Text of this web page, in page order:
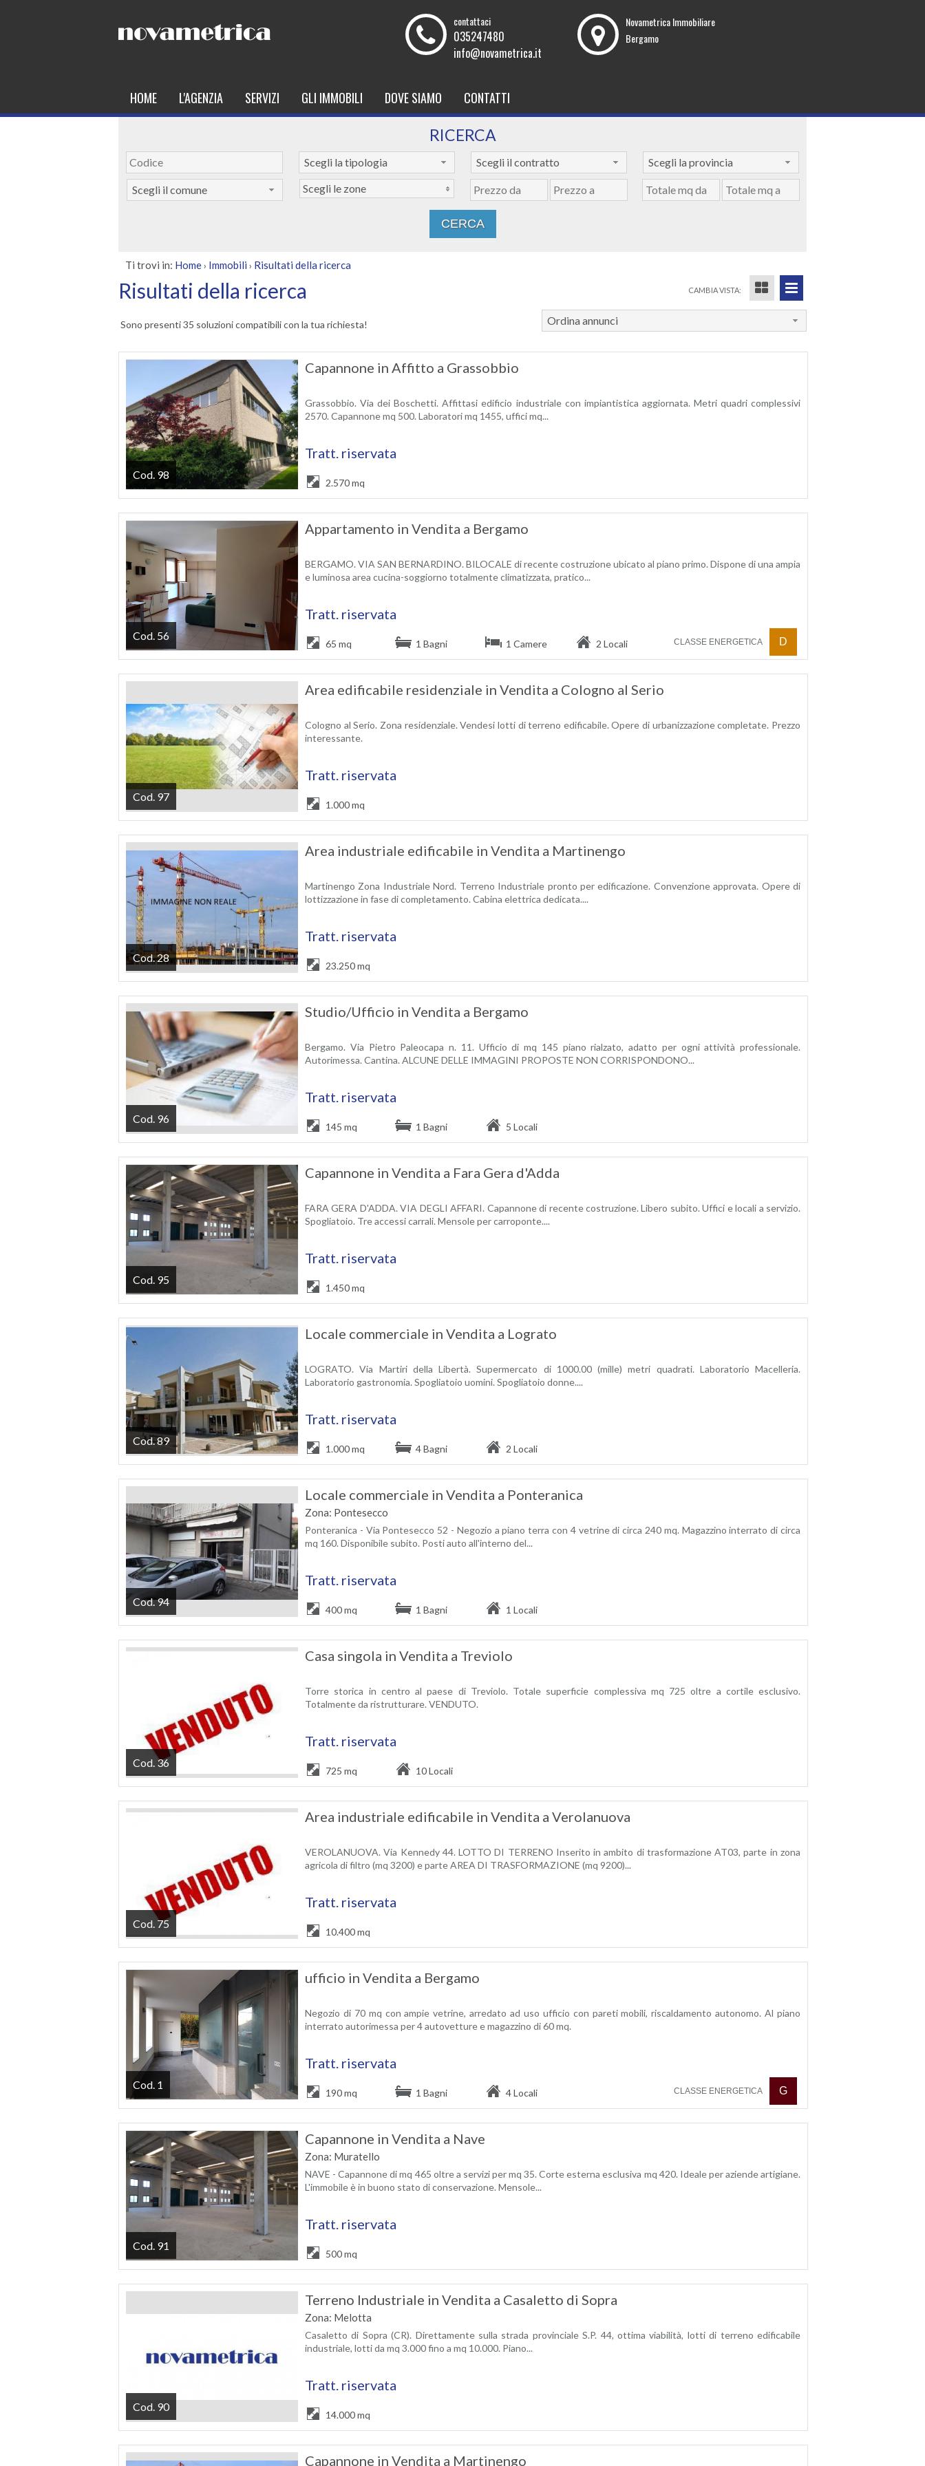
contattaci
035247480
info@novametrica.it
Novametrica Immobiliare
Bergamo
HOME L'AGENZIA SERVIZI GLI IMMOBILI DOVE SIAMO CONTATTI
RICERCA
Scegli la tipologia Scegli il contratto Scegli la provincia
Scegli il comune Scegli le zone
Ti trovi in: Home› Immobili › Risultati della ricerca
Risultati della ricerca CAMBIA VISTA:
Sono presenti 35 soluzioni compatibili con la tua richiesta! Ordina annunci
Capannone in Affitto a Grassobbio
Grassobbio. Via dei Boschetti. Affittasi edificio industriale con impiantistica aggiornata. Metri quadri complessivi
2570. Capannone mq 500. Laboratori mq 1455, uffici mq...
Tratt. riservata
Cod. 98
2.570 mq
Appartamento in Vendita a Bergamo
BERGAMO. VIA SAN BERNARDINO. BILOCALE di recente costruzione ubicato al piano primo. Dispone di una ampia
e luminosa area cucina-soggiorno totalmente climatizzata, pratico...
Tratt. riservata
Cod. 56
65 mq 1 Bagni 1 Camere 2 Locali CLASSE ENERGETICA D
Area edificabile residenziale in Vendita a Cologno al Serio
Cologno al Serio. Zona residenziale. Vendesi lotti di terreno edificabile. Opere di urbanizzazione completate. Prezzo
interessante.
Tratt. riservata
Cod. 97
1.000 mq
Area industriale edificabile in Vendita a Martinengo
Martinengo Zona Industriale Nord. Terreno Industriale pronto per edificazione. Convenzione approvata. Opere di
lottizzazione in fase di completamento. Cabina elettrica dedicata....
Tratt. riservata
Cod. 28
23.250 mq
Studio/Ufficio in Vendita a Bergamo
Bergamo. Via Pietro Paleocapa n. 11. Ufficio di mq 145 piano rialzato, adatto per ogni attività professionale.
Autorimessa. Cantina. ALCUNE DELLE IMMAGINI PROPOSTE NON CORRISPONDONO...
Tratt. riservata
Cod. 96
145 mq 1 Bagni 5 Locali
Capannone in Vendita a Fara Gera d'Adda
FARA GERA D'ADDA. VIA DEGLI AFFARI. Capannone di recente costruzione. Libero subito. Uffici e locali a servizio.
Spogliatoio. Tre accessi carrali. Mensole per carroponte....
Tratt. riservata
Cod. 95
1.450 mq
Locale commerciale in Vendita a Lograto
LOGRATO. Via Martiri della Libertà. Supermercato di 1000.00 (mille) metri quadrati. Laboratorio Macelleria.
Laboratorio gastronomia. Spogliatoio uomini. Spogliatoio donne....
Tratt. riservata
Cod. 89
1.000 mq 4 Bagni 2 Locali
Locale commerciale in Vendita a Ponteranica
Zona: Pontesecco
Ponteranica - Via Pontesecco 52 - Negozio a piano terra con 4 vetrine di circa 240 mq. Magazzino interrato di circa
mq 160. Disponibile subito. Posti auto all'interno del...
Tratt. riservata
Cod. 94
400 mq 1 Bagni 1 Locali
Casa singola in Vendita a Treviolo
Torre storica in centro al paese di Treviolo. Totale superficie complessiva mq 725 oltre a cortile esclusivo.
Totalmente da ristrutturare. VENDUTO.
Tratt. riservata
Cod. 36
725 mq 10 Locali
Area industriale edificabile in Vendita a Verolanuova
VEROLANUOVA. Via Kennedy 44. LOTTO DI TERRENO Inserito in ambito di trasformazione AT03, parte in zona
agricola di filtro (mq 3200) e parte AREA DI TRASFORMAZIONE (mq 9200)...
Tratt. riservata
Cod. 75
10.400 mq
ufficio in Vendita a Bergamo
Negozio di 70 mq con ampie vetrine, arredato ad uso ufficio con pareti mobili, riscaldamento autonomo. Al piano
interrato autorimessa per 4 autovetture e magazzino di 60 mq.
Tratt. riservata
Cod. 1
190 mq 1 Bagni 4 Locali CLASSE ENERGETICA G
Capannone in Vendita a Nave
Zona: Muratello
NAVE - Capannone di mq 465 oltre a servizi per mq 35. Corte esterna esclusiva mq 420. Ideale per aziende artigiane.
L'immobile è in buono stato di conservazione. Mensole...
Tratt. riservata
Cod. 91
500 mq
Terreno Industriale in Vendita a Casaletto di Sopra
Zona: Melotta
Casaletto di Sopra (CR). Direttamente sulla strada provinciale S.P. 44, ottima viabilità, lotti di terreno edificabile
industriale, lotti da mq 3.000 fino a mq 10.000. Piano...
Tratt. riservata
Cod. 90
14.000 mq
Capannone in Vendita a Martinengo